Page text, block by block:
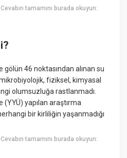
Cevabın tamamını burada okuyun:
gölün 46 noktasından alınan su
fiziksel, kimyasal
olumsuzluğa rastlanmadı.
(YYÜ) yapılan araştırma
bir kirliliğin yaşanmadığı
Cevabın tamamını burada okuyun: